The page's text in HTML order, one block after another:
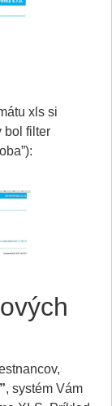
xls si
bol filter
, systém Vám